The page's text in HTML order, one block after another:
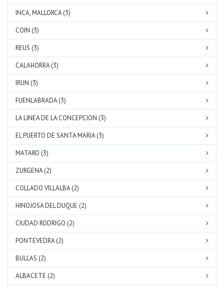
INCA, MALLORCA (3)
COIN (3)
REUS (3)
CALAHORRA (3)
IRUN (3)
FUENLABRADA (3)
LA LINEA DE LA CONCEPCION (3)
EL PUERTO DE SANTA MARIA (3)
MATARO (3)
ZURGENA (2)
COLLADO VILLALBA (2)
HINOJOSA DEL DUQUE (2)
CIUDAD RODRIGO (2)
PONTEVEDRA (2)
BULLAS (2)
ALBACETE (2)